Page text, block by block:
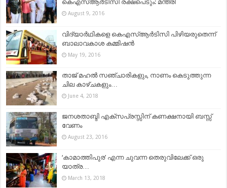
കെഎസ്ആർടിസി രക്ഷപെടും: മന്ത്രി
August 9, 2016
വിദ്യാർഥികളെ കെഎസ്ആർടിസി പിഴിയരുതെന്ന്
ബാലാവകാശ കമ്മിഷൻ
May 19, 2016
താജ് മഹൽ സഞ്ചാരികളും, നാണം കെടുത്തുന്ന
ചില കാഴ്ചകളും…
June 4, 2018
ജനശതാബ്ദി എക്‌സപ്രസ്സിന് കണക്ഷനായി ബസ്സ്
വേണം
August 23, 2016
‘കാമാത്തിപുര’ എന്ന ചുവന്ന തെരുവിലേക്ക് ഒരു
യാത്ര…
March 13, 2018